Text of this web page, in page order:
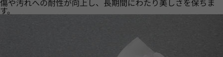
傷や汚れへの耐性が向上し、長期間にわたり美しさを保ちま
す。